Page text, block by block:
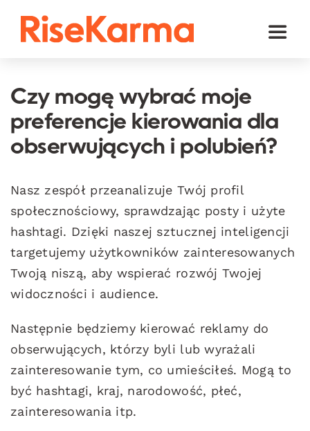
Toggle
TikTok
Twitter (𝕏)
Inne
polski
Czy mogę wybrać moje
preferencje kierowania dla
obserwujących i polubień?
Nasz zespół przeanalizuje Twój profil
społecznościowy, sprawdzając posty i użyte
hashtagi. Dzięki naszej sztucznej inteligencji
targetujemy użytkowników zainteresowanych
Twoją niszą, aby wspierać rozwój Twojej
widoczności i audience.
Następnie będziemy kierować reklamy do
obserwujących, którzy byli lub wyrażali
zainteresowanie tym, co umieściłeś. Mogą to
być hashtagi, kraj, narodowość, płeć,
zainteresowania itp.